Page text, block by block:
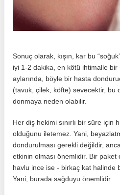
Sonuç olarak, kışın, kar bu
iyi 1-2 dakika, en kötü ihtimalle
aylarında, böyle bir hasta
(tavuk, çilek, köfte) sevecektir, bu
donmaya neden olabilir.
Her diş hekimi sınırlı bir süre için
olduğunu iletemez. Yani,
dondurulması gerekli değildir,
etkinin olması önemlidir. Bir paket
havlu ince ise - birkaç kat halinde
Yani, burada sağduyu önemlidir.